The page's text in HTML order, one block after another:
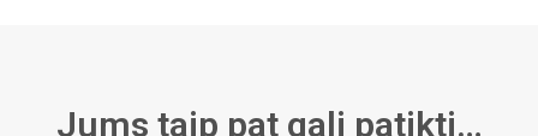
Jums taip pat gali patikti…